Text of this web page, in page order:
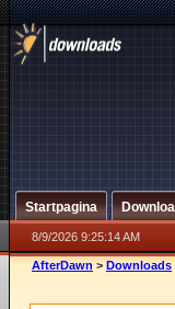
Startpagina
8/9/2026 9:25:14 AM
AfterDawn > Downloads